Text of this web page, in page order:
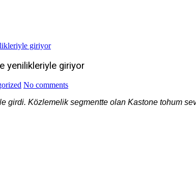
yenilikleriyle giriyor
No comments
girdi. Közlemelik segmentte olan Kastone tohum